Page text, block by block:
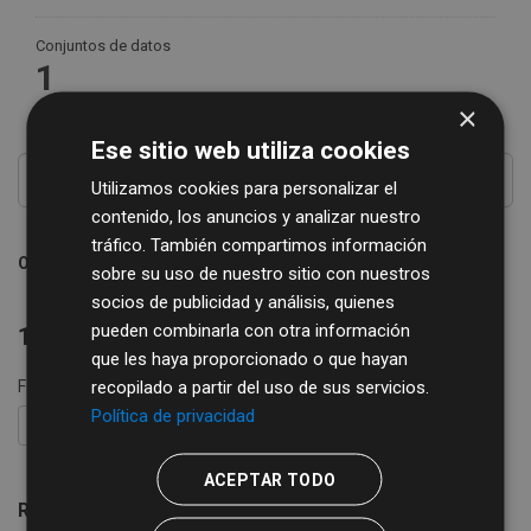
Conjuntos de datos
1
Ordenar por
1 conjunto de datos encontrado
Formatos: CSV XLSX etiquetas: biblioteca
FILTRAR RESULTADOS
Rutas de Bibliobús
×
Ese sitio web utiliza cookies
Utilizamos cookies para personalizar el
contenido, los anuncios y analizar nuestro
tráfico. También compartimos información
sobre su uso de nuestro sitio con nuestros
socios de publicidad y análisis, quienes
pueden combinarla con otra información
que les haya proporcionado o que hayan
recopilado a partir del uso de sus servicios.
Política de privacidad
ACEPTAR TODO